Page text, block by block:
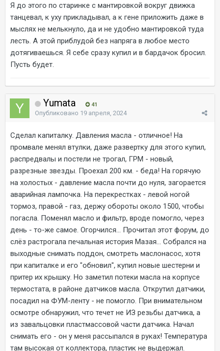
Я до этого по старинке с мантировкой вокруг движка
танцевал, к уху прикладывал, а к гене приложить даже в
мыслях не мелькнуло, да и не удобно мантировкой туда
лесть. А этой приблудой без напряга в любое место
дотягиваешься. Я себе сразу купил и в бардачок бросил.
Пусть будет.
Yumata 41
Опубликовано 19 апреля, 2024
Сделал капиталку. Давления масла - отличное! На
промвале менял втулки, даже развертку для этого купил,
распредвалы и постели не трогал, ГРМ - новый,
разрезные звезды. Проехал 200 км. - беда! На горячую
на холостых - давление масла почти до нуля, загорается
аварийная лампочка. На перекрестках - левой ногой
тормоз, правой - газ, держу обороты около 1500, чтобы
погасла. Поменял масло и фильтр, вроде помогло, через
день - то-же самое. Огорчился... Прочитал этот форум, до
слёз растрогала печальная история Мазая... Собрался на
выходные снимать поддон, смотреть маслонасос, хотя
при капиталке и его "обновил", купил новые шестерни и
притер их крышку. Но заметил потеки масла на корпусе
термостата, в районе датчиков масла. Открутил датчики,
посадил на ФУМ-ленту - не помогло. При внимательном
осмотре обнаружил, что течет не ИЗ резьбы датчика, а
из завальцовки пластмассовой части датчика. Начал
снимать его - он у меня рассыпался в руках! Температура
там высокая от коллектора, пластик не выдержал.